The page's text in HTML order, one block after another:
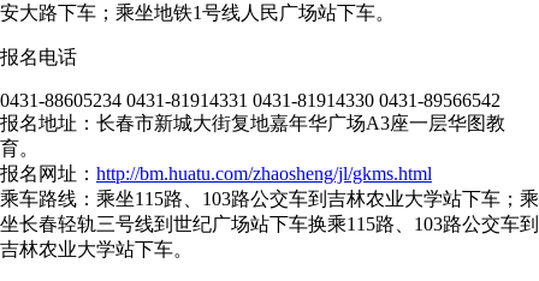
安大路下车；乘坐地铁1号线人民广场站下车。
报名电话
0431-88605234 0431-81914331 0431-81914330 0431-89566542
报名地址：长春市新城大街复地嘉年华广场A3座一层华图教
育。
报名网址： http://bm.huatu.com/zhaosheng/jl/gkms.html
乘车路线：乘坐115路、103路公交车到吉林农业大学站下车；乘
坐长春轻轨三号线到世纪广场站下车换乘115路、103路公交车到
吉林农业大学站下车。